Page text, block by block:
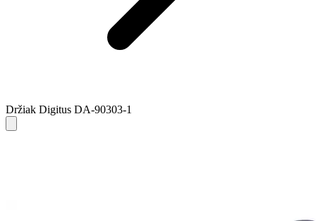
Držiak Digitus DA-90303-1